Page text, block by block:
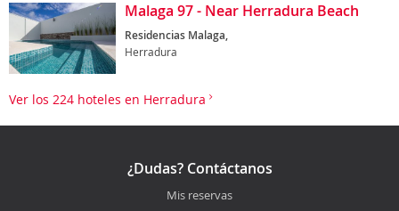
Malaga 97 - Near Herradura Beach
Residencias Malaga,
Herradura
Ver los 224 hoteles en Herradura
¿Dudas? Contáctanos
Mis reservas